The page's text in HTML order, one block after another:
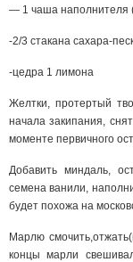
— 1 чаша наполнителя
-2/3 стакана сахара-
-цедра 1 лимона
Желтки, протертый
начала закипания,
моменте первичного
Добавить миндаль,
семена ванили,
будет похожа на
Марлю
концы марли